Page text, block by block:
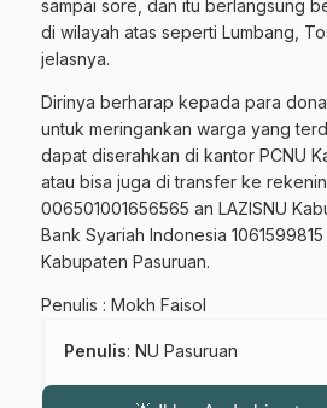
Gabung Channel
Dapatkan info kegiatan, kajian, dan
sumber resmi NU
Join Sekarang
sampai sore, dan itu berlangsung
di wilayah atas seperti Lumbang,
jelasnya.
Dirinya berharap kepada para
untuk meringankan warga yang
dapat diserahkan di kantor PCNU
atau bisa juga di transfer ke
006501001656565 an LAZISNU
Bank Syariah Indonesia 1061599815
Kabupaten Pasuruan.
Penulis : Mokh Faisol
Penulis: NU Pasuruan